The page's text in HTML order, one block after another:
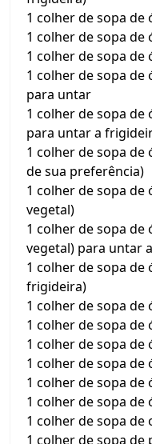
1 colher de sopa de
1 colher de sopa de
1 colher de sopa de
1 colher de sopa de
para untar
1 colher de sopa de
para untar a
1 colher de sopa
de sua preferência)
1 colher de sopa
vegetal)
1 colher de sopa
vegetal) para untar
1 colher de sopa de
frigideira)
1 colher de sopa de
1 colher de sopa de
1 colher de sopa de
1 colher de sopa de
1 colher de sopa
1 colher de sopa de
1 colher de sopa de
1 colher de sopa de